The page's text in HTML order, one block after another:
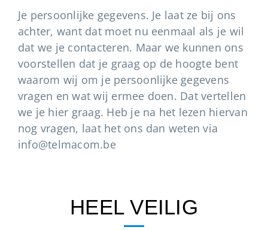
Je persoonlijke gegevens. Je laat ze bij ons
achter, want dat moet nu eenmaal als je wil
dat we je contacteren. Maar we kunnen ons
voorstellen dat je graag op de hoogte bent
waarom wij om je persoonlijke gegevens
vragen en wat wij ermee doen. Dat vertellen
we je hier graag. Heb je na het lezen hiervan
nog vragen, laat het ons dan weten via
info@telmacom.be
HEEL VEILIG